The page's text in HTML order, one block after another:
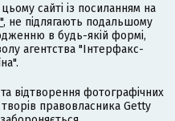
сайті із посиланням на
, не підлягають подальшому
в будь-якій формі,
агентства "Інтерфакс-
відтворення фотографічних
творів правовласника Getty